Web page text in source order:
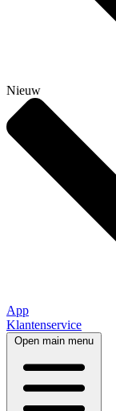
Nieuw
App
Klantenservice
Open main menu